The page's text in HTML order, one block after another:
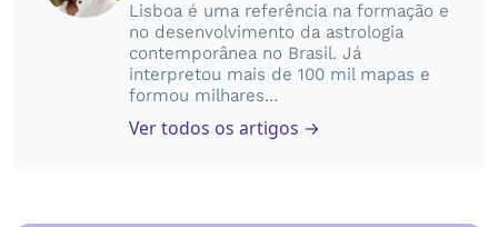
Lisboa é uma referência na formação e
no desenvolvimento da astrologia
contemporânea no Brasil. Já
interpretou mais de 100 mil mapas e
formou milhares...
Ver todos os artigos →